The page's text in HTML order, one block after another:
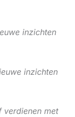
inzichten
inzichten
verdienen met